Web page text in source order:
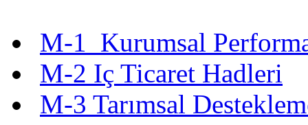
M-1 Kurumsal
M-2 Iç Ticaret Hadleri
M-3 Tarımsal